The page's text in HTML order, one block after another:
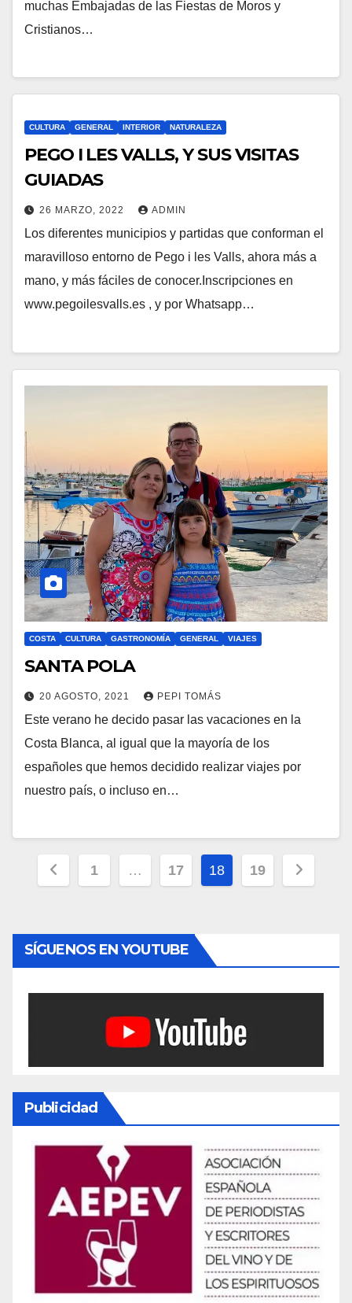
muchas Embajadas de las Fiestas de Moros y
Cristianos…
CULTURA GENERAL INTERIOR NATURALEZA
PEGO I LES VALLS, Y SUS VISITAS
GUIADAS
26 MARZO, 2022 ADMIN
Los diferentes municipios y partidas que conforman el
maravilloso entorno de Pego i les Valls, ahora más a
mano, y más fáciles de conocer.Inscripciones en
www.pegoilesvalls.es , y por Whatsapp…
COSTA CULTURA GASTRONOMÍA GENERAL VIAJES
SANTA POLA
20 AGOSTO, 2021 PEPI TOMÁS
Este verano he decido pasar las vacaciones en la
Costa Blanca, al igual que la mayoría de los
españoles que hemos decidido realizar viajes por
nuestro país, o incluso en…
Paginación
entradas
1 … 17 18 19
SÍGUENOS EN YOUTUBE
Publicidad